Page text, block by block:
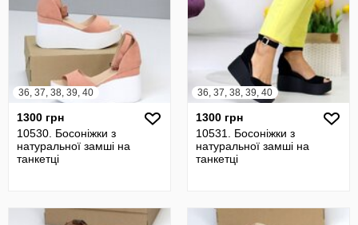
36, 37, 38, 39, 40
1300 грн
10530. Босоніжки з
натуральної замші на
танкетці
36, 37, 38, 39, 40
1300 грн
10531. Босоніжки з
натуральної замші на
танкетці